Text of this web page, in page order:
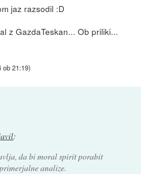
jaz razsodil :D
z GazdaTeskan... Ob priliki...
ob 21:19)
:
da bi moral spirit porabit
analize.